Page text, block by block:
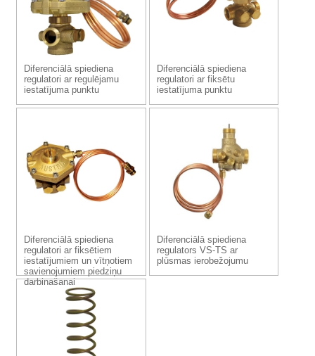
Diferenciālā spiediena
regulatori ar regulējamu
iestatījuma punktu
Diferenciālā spiediena
regulatori ar fiksētu
iestatījuma punktu
Diferenciālā spiediena
regulatori ar fiksētiem
iestatījumiem un vītņotiem
savienojumiem piedziņu
darbināšanai
Diferenciālā spiediena
regulators VS-TS ar
plūsmas ierobežojumu